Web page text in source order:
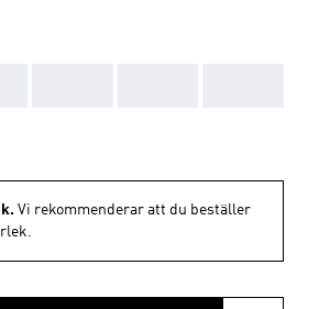
Vi rekommenderar att du beställer